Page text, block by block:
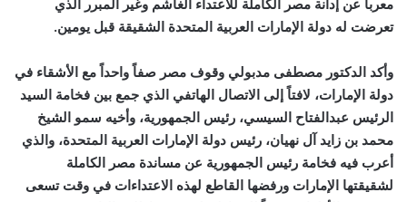
معرباً عن إدانة مصر الكاملة للاعتداء الغاشم وغير المبرر الذي
تعرضت له دولة الإمارات العربية المتحدة الشقيقة قبل يومين.
وأكد الدكتور مصطفى مدبولي وقوف مصر صفاً واحداً مع الأشقاء في
دولة الإمارات، لافتاً إلى الاتصال الهاتفي الذي جمع بين فخامة السيد
الرئيس عبدالفتاح السيسي، رئيس الجمهورية، وأخيه سمو الشيخ
محمد بن زايد آل نهيان، رئيس دولة الإمارات العربية المتحدة، والذي
أعرب فيه فخامة رئيس الجمهورية عن مساندة مصر الكاملة
لشقيقتها الإمارات ورفضها القاطع لهذه الاعتداءات في وقت تسعى